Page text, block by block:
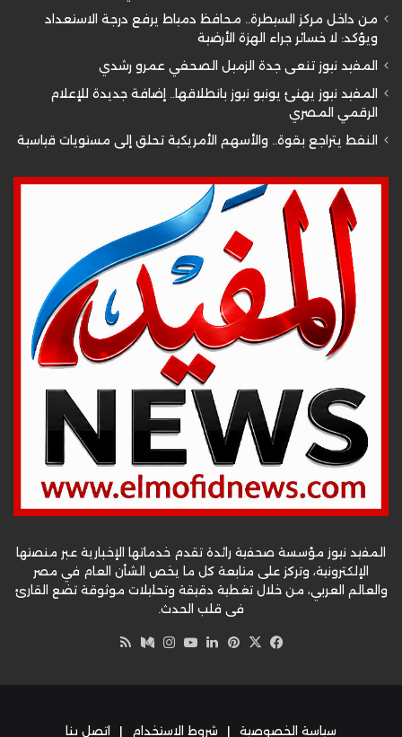
من داخل مركز السيطرة.. محافظ دمياط يرفع درجة الاستعداد
ويؤكد: لا خسائر جراء الهزة الأرضية
المفيد نيوز تنعى جدة الزميل الصحفي عمرو رشدي
المفيد نيوز يهنئ يونيو نيوز بانطلاقها.. إضافة جديدة للإعلام
الرقمي المصري
النفط يتراجع بقوة.. والأسهم الأمريكية تحلق إلى مستويات قياسية
المفيد نيوز مؤسسة صحفية رائدة تقدم خدماتها الإخبارية عبر منصتها
الإلكترونية، وتركز على متابعة كل ما يخص الشأن العام في مصر
والعالم العربي، من خلال تغطية دقيقة وتحليلات موثوقة تضع القارئ
في قلب الحدث.
فيسبوك
‫X بينتيريست
لينكدإن‫YouTube
انستقرام
وسط
سياسة الخصوصية | شروط الاستخدام | اتصل بنا